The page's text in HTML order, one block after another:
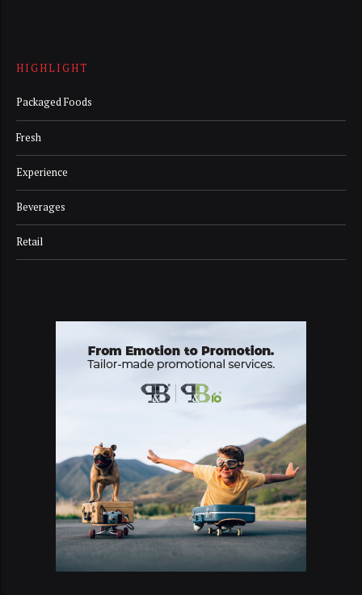
HIGHLIGHT
Packaged Foods
Fresh
Experience
Beverages
Retail